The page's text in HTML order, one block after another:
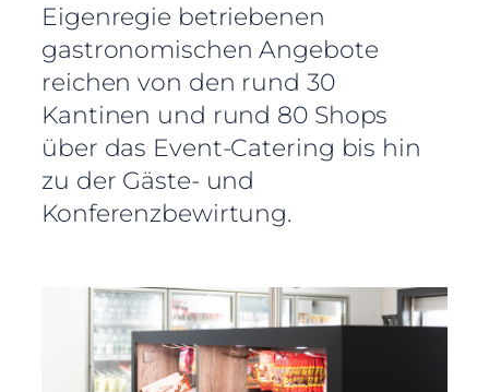
Eigenregie betriebenen
gastronomischen Angebote
reichen von den rund 30
Kantinen und rund 80 Shops
über das Event-Catering bis hin
zu der Gäste- und
Konferenzbewirtung.